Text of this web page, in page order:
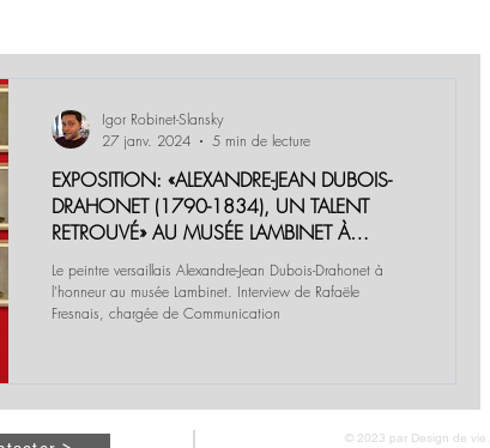
EXPOSITION: «ALEXANDRE-JEAN DUBOIS-
DRAHONET (1790-1834), UN TALENT
RETROUVÉ» AU MUSÉE LAMBINET À
VERSAILLES
Le peintre versaillais Alexandre-Jean Dubois-Drahonet à
l'honneur au musée Lambinet. Interview de Rafaële
Fresnais, chargée de Communication
Igor Robinet-Slansky
27 janv. 2024
5 min de lecture
© 2023 par Design de vie.